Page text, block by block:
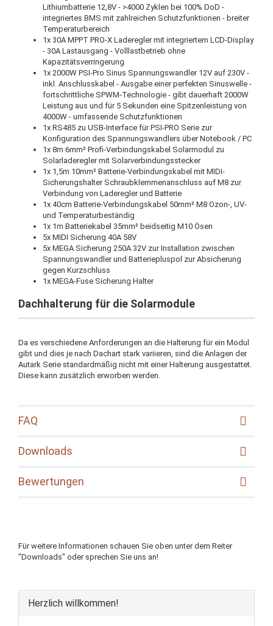
Lithiumbatterie 12,8V - >4000 Zyklen bei 100% DoD -
integriertes BMS mit zahlreichen Schutzfunktionen - breiter
Temperaturbereich
1x 30A MPPT PRO-X Laderegler mit integriertem LCD-Display
- 30A Lastausgang - Volllastbetrieb ohne
Kapazitätsverringerung
1x 2000W PSI-Pro Sinus Spannungswandler 12V auf 230V -
inkl. Anschlusskabel - Ausgabe einer perfekten Sinuswelle -
fortschrittliche SPWM-Technologie - gibt dauerhaft 2000W
Leistung aus und für 5 Sekunden eine Spitzenleistung von
4000W - umfassende Schutzfunktionen
1x RS485 zu USB-Interface für PSI-PRO Serie zur
Konfiguration des Spannungswandlers über Notebook / PC
1x 8m 6mm² Profi-Verbindungskabel Solarmodul zu
Solarladeregler mit Solarverbindungsstecker
1x 1,5m 10mm² Batterie-Verbindungskabel mit MIDI-
Sicherungshalter Schraubklemmenanschluss auf M8 zur
Verbindung von Laderegler und Batterie
1x 40cm Batterie-Verbindungskabel 50mm² M8 Ozon-, UV-
und Temperaturbeständig
1x 1m Batteriekabel 35mm² beidseitig M10 Ösen
5x MIDI Sicherung 40A 58V
5x MEGA Sicherung 250A 32V zur Installation zwischen
Spannungswandler und Batteriepluspol zur Absicherung
gegen Kurzschluss
1x MEGA-Fuse Sicherung Halter
Dachhalterung für die Solarmodule
Da es verschiedene Anforderungen an die Halterung für ein Modul
gibt und dies je nach Dachart stark variieren, sind die Anlagen der
Autark Serie standardmäßig nicht mit einer Halterung ausgestattet.
Diese kann zusätzlich erworben werden.
FAQ
Downloads
Bewertungen
Für weitere Informationen schauen Sie oben unter dem Reiter
"Downloads" oder sprechen Sie uns an!
Herzlich willkommen!